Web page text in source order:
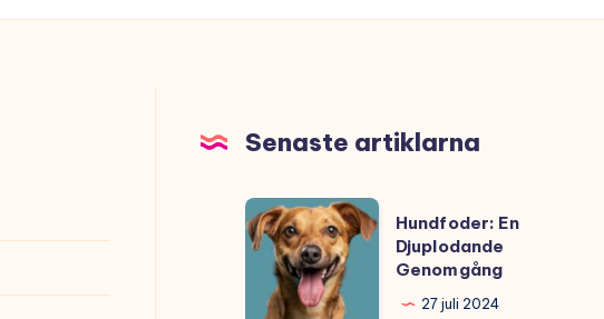
Senaste artiklarna
Hundfoder:
En
Djuplodande
Genomgång
Hundfoder: En
Djuplodande
Genomgång
27 juli 2024